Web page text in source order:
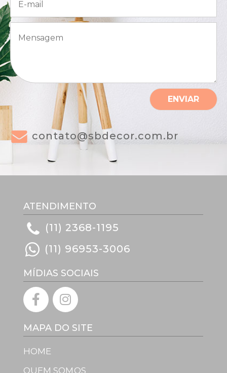
-
m
a
i
l
*
M
e
n
s
a
g
*
ENVIAR
contato@sbdecor.com.br
ATENDIMENTO
(11) 2368-1195
(11) 96953-3006
MÍDIAS SOCIAIS
MAPA DO SITE
HOME
QUEM SOMOS